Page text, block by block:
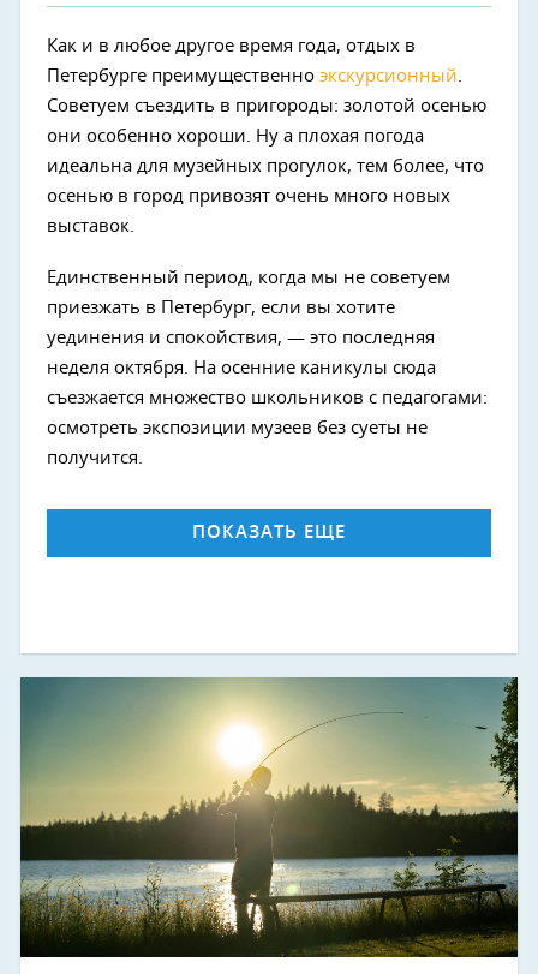
Как и в любое другое время года, отдых в
Петербурге преимущественно экскурсионный.
Советуем съездить в пригороды: золотой осенью
они особенно хороши. Ну а плохая погода
идеальна для музейных прогулок, тем более, что
осенью в город привозят очень много новых
выставок.
Единственный период, когда мы не советуем
приезжать в Петербург, если вы хотите
уединения и спокойствия, — это последняя
неделя октября. На осенние каникулы сюда
съезжается множество школьников с педагогами:
осмотреть экспозиции музеев без суеты не
получится.
ПОКАЗАТЬ ЕЩЕ